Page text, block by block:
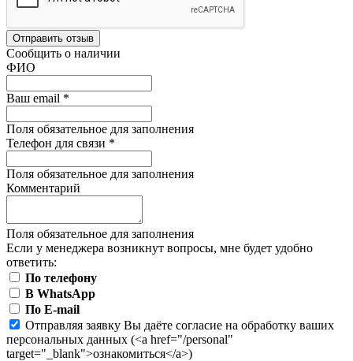
Отправить отзыв
Сообщить о наличии
ФИО
Ваш email *
Поля обязательное для заполнения
Телефон для связи *
Поля обязательное для заполнения
Комментарий
Поля обязательное для заполнения
Если у менеджера возникнут вопросы, мне будет удобно
ответить:
По телефону
В WhatsApp
По E-mail
Отправляя заявку Вы даёте согласие на обработку ваших
персональных данных (<a href="/personal"
target="_blank">ознакомиться</a>)